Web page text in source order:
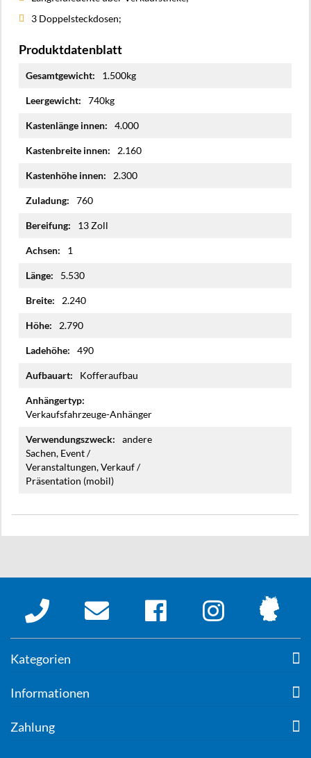
3 Doppelsteckdosen;
Produktdatenblatt
Informationen
1.500kg
740kg
4.000
2.160
2.300
760
13 Zoll
1
5.530
2.240
2.790
490
Kofferaufbau
Verkaufsfahrzeuge-Anhänger
andere
Sachen, Event /
Veranstaltungen, Verkauf /
Präsentation (mobil)
Kategorien
Informationen
Zahlung